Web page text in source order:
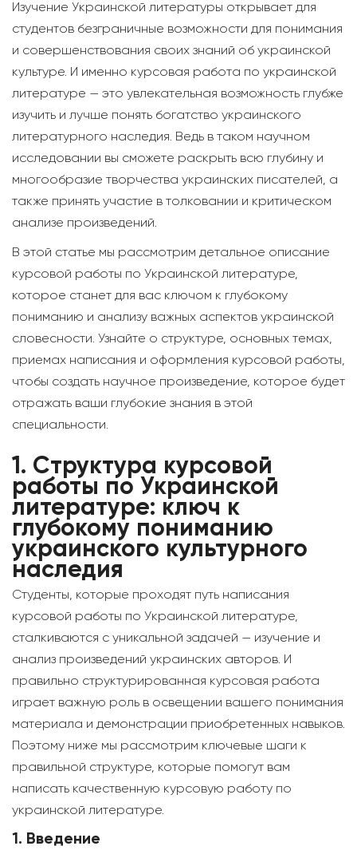
Изучение Украинской литературы открывает для
студентов безграничные возможности для понимания
и совершенствования своих знаний об украинской
культуре. И именно курсовая работа по украинской
литературе — это увлекательная возможность глубже
изучить и лучше понять богатство украинского
литературного наследия. Ведь в таком научном
исследовании вы сможете раскрыть всю глубину и
многообразие творчества украинских писателей, а
также принять участие в толковании и критическом
анализе произведений.
В этой статье мы рассмотрим детальное описание
курсовой работы по Украинской литературе,
которое станет для вас ключом к глубокому
пониманию и анализу важных аспектов украинской
словесности. Узнайте о структуре, основных темах,
приемах написания и оформления курсовой работы,
чтобы создать научное произведение, которое будет
отражать ваши глубокие знания в этой
специальности.
1. Структура курсовой
работы по Украинской
литературе: ключ к
глубокому пониманию
украинского культурного
наследия
Студенты, которые проходят путь написания
курсовой работы по Украинской литературе,
сталкиваются с уникальной задачей — изучение и
анализ произведений украинских авторов. И
правильно структурированная курсовая работа
играет важную роль в освещении вашего понимания
материала и демонстрации приобретенных навыков.
Поэтому ниже мы рассмотрим ключевые шаги к
правильной структуре, которые помогут вам
написать качественную курсовую работу по
украинской литературе.
1. Введение